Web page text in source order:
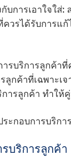
บการเอาใจใส่
ควรได้รับการแ
รบริการลูกค้า
ลูกค้าที่เฉพาะเ
การลูกค้า ทําใ
ะกอบการบริก
บริการลูกค้า